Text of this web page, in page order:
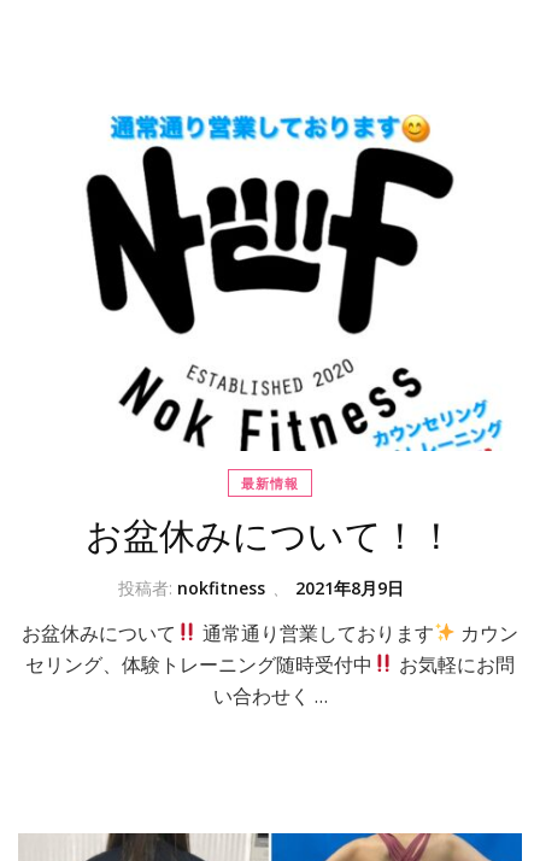
最新情報
お盆休みについて！！
投稿者: nokfitness 2021年8月9日
お盆休みについて 通常通り営業しております
カウン
セリング、体験トレーニング随時受付中
お気軽にお問
い合わせく …